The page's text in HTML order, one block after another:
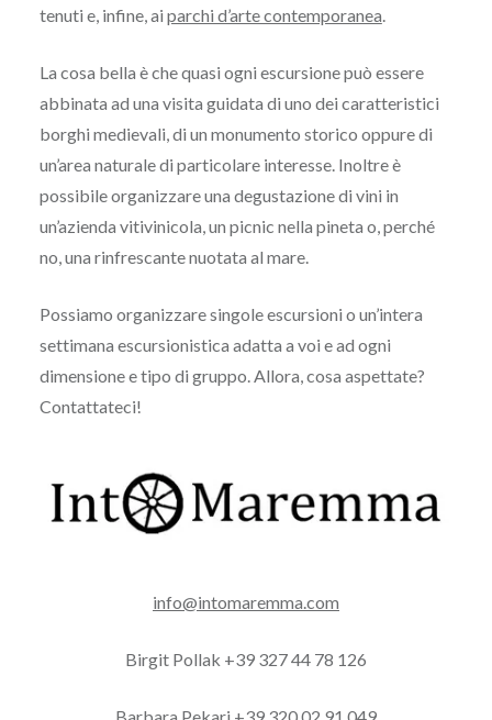
tenuti e, infine, ai parchi d’arte contemporanea.
La cosa bella è che quasi ogni escursione può essere
abbinata ad una visita guidata di uno dei caratteristici
borghi medievali, di un monumento storico oppure di
un’area naturale di particolare interesse. Inoltre è
possibile organizzare una degustazione di vini in
un’azienda vitivinicola, un picnic nella pineta o, perché
no, una rinfrescante nuotata al mare.
Possiamo organizzare singole escursioni o un’intera
settimana escursionistica adatta a voi e ad ogni
dimensione e tipo di gruppo. Allora, cosa aspettate?
Contattateci!
info@intomaremma.com
Birgit Pollak +39 327 44 78 126